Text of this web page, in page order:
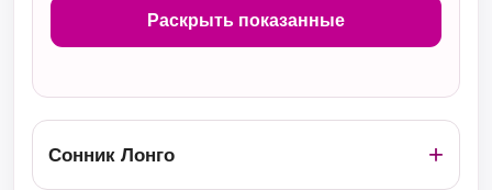
Раскрыть показанные
Сонник Лонго